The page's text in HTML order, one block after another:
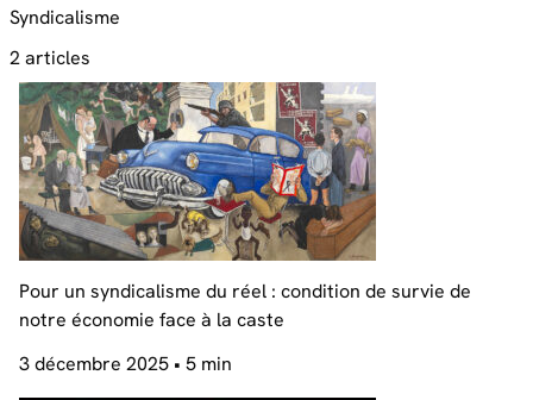
Syndicalisme
2 articles
Pour un syndicalisme du réel : condition de survie de
notre économie face à la caste
3 décembre 2025 • 5 min